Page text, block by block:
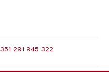
291 945 322